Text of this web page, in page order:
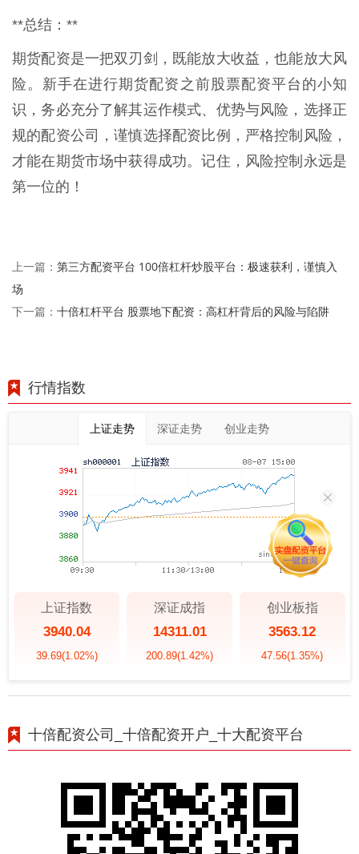
**总结：**
期货配资是一把双刃剑，既能放大收益，也能放大风
险。新手在进行期货配资之前股票配资平台的小知
识，务必充分了解其运作模式、优势与风险，选择正
规的配资公司，谨慎选择配资比例，严格控制风险，
才能在期货市场中获得成功。记住，风险控制永远是
第一位的！
上一篇： 第三方配资平台 100倍杠杆炒股平台：极速获利，谨慎入
场
下一篇： 十倍杠杆平台 股票地下配资：高杠杆背后的风险与陷阱
行情指数
上证走势 深证走势 创业走势
上证指数
3940.04
39.69(1.02%)
深证成指
14311.01
200.89(1.42%)
创业板指
3563.12
47.56(1.35%)
十倍配资公司_十倍配资开户_十大配资平台